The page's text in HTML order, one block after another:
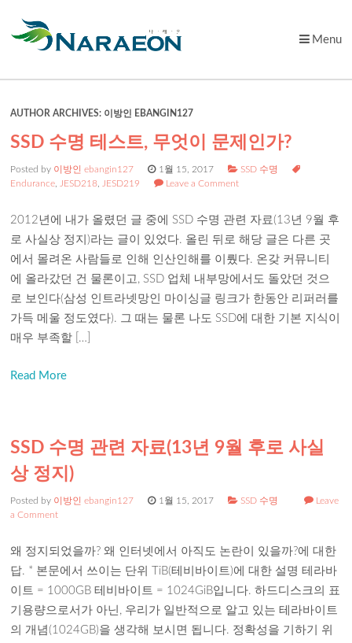
Menu
AUTHOR ARCHIVES: 이방인 EBANGIN127
SSD 수명 테스트, 무엇이 문제인가?
Posted by 이방인 ebangin127 1월 15, 2017
SSD 수명
Endurance
JESD218 JESD219 Leave a Comment
2012년에 내가 올렸던 글 중에 SSD 수명 관련 자료(13년 9월 후
로 사실상 정지)라는 글이 있었다. 올린 뒤로 해당 글은 다른 곳
에서 몰려온 사람들로 인해 인산인해를 이뤘다. 온갖 커뮤니티
에 올라갔던 건 물론이고, SSD 업체 내부망에서도 돌았던 것으
로 보인다(삼성 인트라넷망인 마이싱글 링크가 한동안 리퍼러를
가득 메울 정도였다). 그 때는 물론 나도 SSD에 대한 기본 지식이
매우 부족할 […]
Read More
SSD 수명 관련 자료(13년 9월 후로 사실
상 정지)
Posted by 이방인 ebangin127 1월 15, 2017 SSD 수명
Leave
a Comment
왜 정지되었을까? 왜 인터넷에서 아직도 논란이 있을까?에 대한
답. * 본문에서 쓰이는 단위 TiB(테비바이트)에 대한 설명 테라바
이트 = 1000GB 테비바이트 = 1024GiB입니다. 하드디스크의 표
기용량으로서가 아닌, 우리가 일반적으로 알고 있는 테라바이트
의 개념(1024GB)을 생각해 보시면 됩니다. 정확성을 기하기 위